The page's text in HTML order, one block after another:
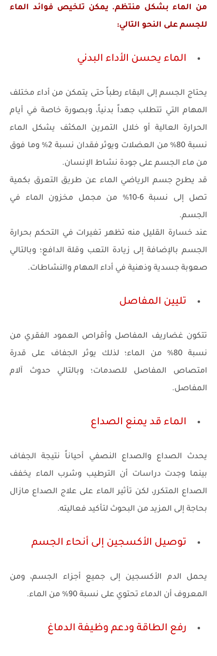
من الماء بشكل منتظم. يمكن تلخيص فوائد الماء
للجسم على النحو التالي:
الماء يحسن الأداء البدني
يحتاج الجسم إلى البقاء رطباً حتى يتمكن من أداء مختلف
المهام التي تتطلب جهداً بدنياً، وبصورة خاصة في أيام
الحرارة العالية أو خلال التمرين المكثف يشكل الماء
نسبة 80% من العضلات ويوثر فقدان نسبة 2% وما فوق
من ماء الجسم على جودة نشاط الإنسان.
قد يطرح جسم الرياضي الماء عن طريق التعرق بكمية
تصل إلى نسبة 6-10% من مجمل مخزون الماء في
الجسم.
عند خسارة القليل منه تظهر تغيرات في التحكم بحرارة
الجسم بالإضافة إلى زيادة التعب وقلة الدافع؛ وبالتالي
صعوبة جسدية وذهنية في أداء المهام والنشاطات.
تليين المفاصل
تتكون غضاريف المفاصل وأقراص العمود الفقري من
نسبة 80% من الماء؛ لذلك يوثر الجفاف على قدرة
امتصاص المفاصل للصدمات؛ وبالتالي حدوث آلام
المفاصل.
الماء قد يمنع الصداع
يحدث الصداع والصداع النصفي أحياناً نتيجة الجفاف
بينما وجدت دراسات أن الترطيب وشرب الماء يخفف
الصداع المتكرر، لكن تأثير الماء على علاج الصداع مازال
بحاجة إلى المزيد من البحوث لتأكيد فعاليته.
توصيل الأكسجين إلى أنحاء الجسم
يحمل الدم الأكسجين إلى جميع أجزاء الجسم، ومن
المعروف أن الدماء تحتوي على نسبة 90% من الماء.
رفع الطاقة ودعم وظيفة الدماغ